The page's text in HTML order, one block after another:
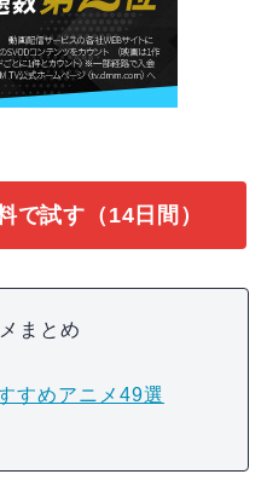
で試す（14日間）
まとめ
すめアニメ49選